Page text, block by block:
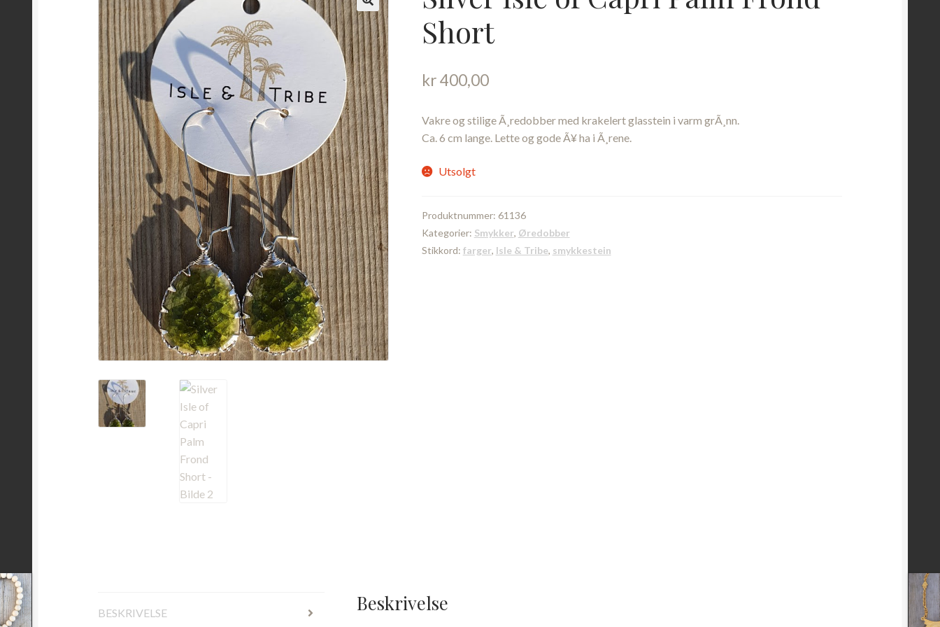
Short
kr400,00
Vakre og stilige Ã¸redobber med krakelert glasstein i varm grÃ¸nn.
Ca. 6 cm lange. Lette og gode Ã¥ ha i Ã¸rene.
Utsolgt
Produktnummer: 61136
Kategorier: Smykker, Øredobber
Stikkord: farger, Isle & Tribe, smykkestein
BESKRIVELSE Beskrivelse